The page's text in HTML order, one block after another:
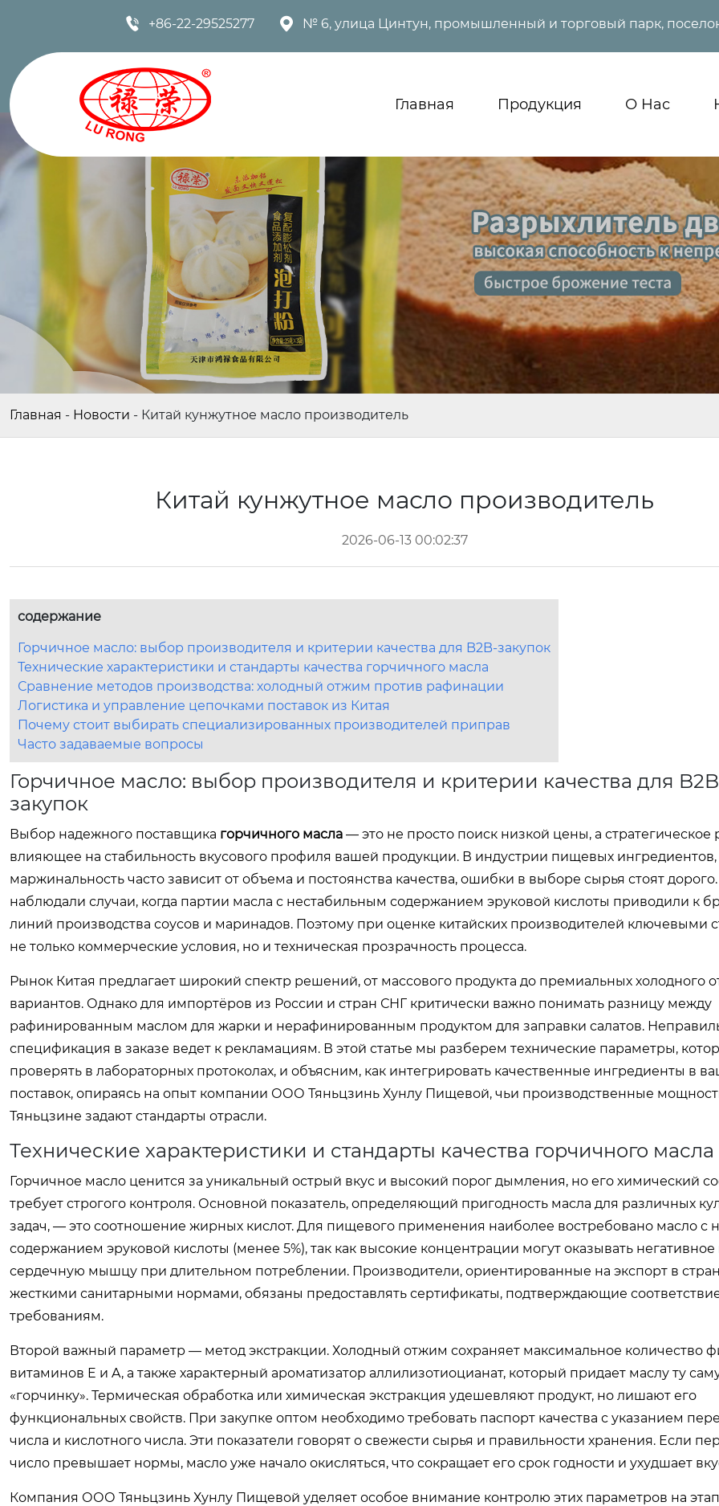
 +86-22-29525277  № 6, улица Цинтун, промышленный и торговый парк,
Главная Продукция О Нас
Главная - Новости - Китай кунжутное масло производитель
Китай кунжутное масло производитель
2026-06-13 00:02:37
содержание
Горчичное масло: выбор производителя и критерии качества для B2B-закупок
Технические характеристики и стандарты качества горчичного масла
Сравнение методов производства: холодный отжим против рафинации
Логистика и управление цепочками поставок из Китая
Почему стоит выбирать специализированных производителей приправ
Часто задаваемые вопросы
Горчичное масло: выбор производителя и критерии качества для
закупок
Выбор надежного поставщика горчичного масла — это не просто поиск низкой цены, а
влияющее на стабильность вкусового профиля вашей продукции. В индустрии пищевых ингредиентов,
маржинальность часто зависит от объема и постоянства качества, ошибки в выборе сырья стоят
наблюдали случаи, когда партии масла с нестабильным содержанием эруковой кислоты приводили к
линий производства соусов и маринадов. Поэтому при оценке китайских производителей ключевыми
не только коммерческие условия, но и техническая прозрачность процесса.
Рынок Китая предлагает широкий спектр решений, от массового продукта до премиальных холодного
вариантов. Однако для импортёров из России и стран СНГ критически важно понимать разницу между
рафинированным маслом для жарки и нерафинированным продуктом для заправки салатов.
спецификация в заказе ведет к рекламациям. В этой статье мы разберем технические параметры,
проверять в лабораторных протоколах, и объясним, как интегрировать качественные ингредиенты в
поставок, опираясь на опыт компании ООО Тяньцзинь Хунлу Пищевой, чьи производственные
Тяньцзине задают стандарты отрасли.
Технические характеристики и стандарты качества горчичного масла
Горчичное масло ценится за уникальный острый вкус и высокий порог дымления, но его химический
требует строгого контроля. Основной показатель, определяющий пригодность масла для различных
задач, — это соотношение жирных кислот. Для пищевого применения наиболее востребовано масло с
содержанием эруковой кислоты (менее 5%), так как высокие концентрации могут оказывать
сердечную мышцу при длительном потреблении. Производители, ориентированные на экспорт в
жесткими санитарными нормами, обязаны предоставлять сертификаты, подтверждающие
требованиям.
Второй важный параметр — метод экстракции. Холодный отжим сохраняет максимальное количество
витаминов E и A, а также характерный ароматизатор аллилизотиоцианат, который придает маслу ту
«горчинку». Термическая обработка или химическая экстракция удешевляют продукт, но лишают его
функциональных свойств. При закупке оптом необходимо требовать паспорт качества с указанием
числа и кислотного числа. Эти показатели говорят о свежести сырья и правильности хранения. Если
число превышает нормы, масло уже начало окисляться, что сокращает его срок годности и ухудшает
Компания ООО Тяньцзинь Хунлу Пищевой уделяет особое внимание контролю этих параметров на